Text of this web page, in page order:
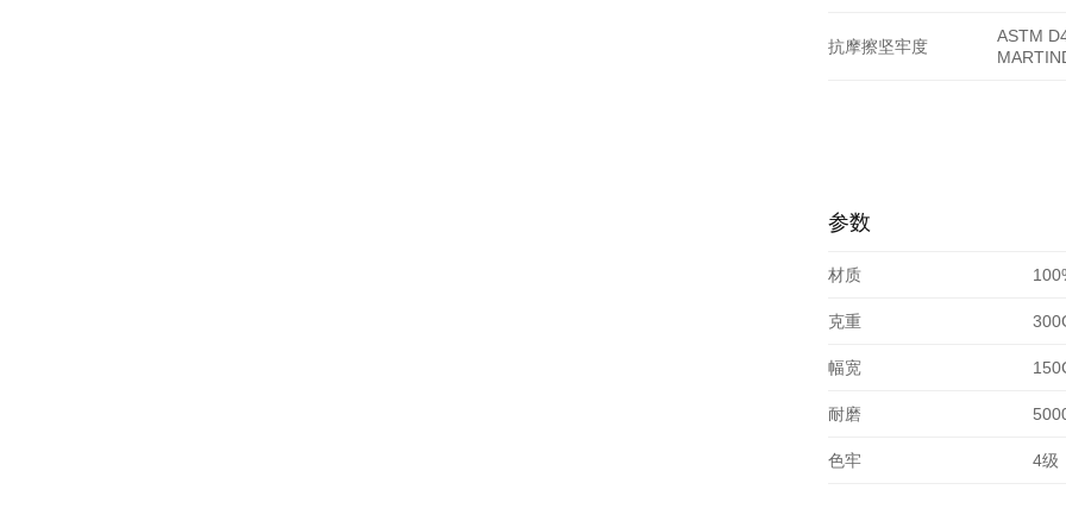
抗摩擦坚牢度
ASTM
参数
材质
克重
幅宽
耐磨
色牢 4级